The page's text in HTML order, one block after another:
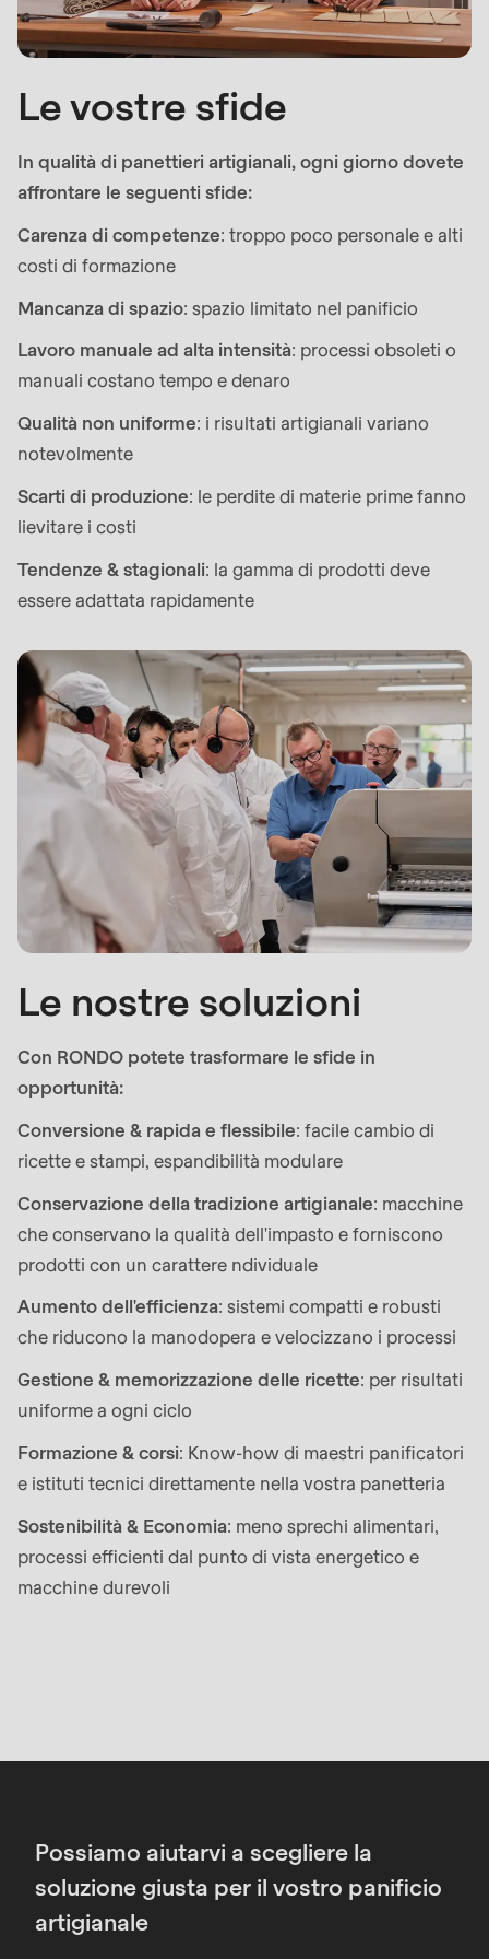
to
#1
($string)
of
type
deprecated
in
Drupal\rondo_contact\ContactService-
>Drupal\rondo_contact\
()
(line
592
of
function:
mb_substr():
Passing
null
to
parameter
($string)
type
string
deprecated
Drupal\rondo_contact\ContactService-
{closure}
()
(line
597
of
Deprecated
function :
mb_substr():
Passing
null
parameter
#1
($string)
>Drupal\rondo_contact\
()
(line
Le vostre sfide
In qualità di panettieri artigianali, ogni giorno dovete
affrontare le seguenti sfide:
Carenza di competenze: troppo poco personale e alti
costi di formazione
Mancanza di spazio: spazio limitato nel panificio
Lavoro manuale ad alta intensità: processi obsoleti o
manuali costano tempo e denaro
Qualità non uniforme: i risultati artigianali variano
notevolmente
Scarti di produzione: le perdite di materie prime fanno
lievitare i costi
Tendenze & stagionali: la gamma di prodotti deve
essere adattata rapidamente
Le nostre soluzioni
Con RONDO potete trasformare le sfide in
opportunità:
Conversione & rapida e flessibile: facile cambio di
ricette e stampi, espandibilità modulare
Conservazione della tradizione artigianale: macchine
che conservano la qualità dell'impasto e forniscono
prodotti con un carattere ndividuale
Aumento dell'efficienza: sistemi compatti e robusti
che riducono la manodopera e velocizzano i processi
Gestione & memorizzazione delle ricette: per risultati
uniforme a ogni ciclo
Formazione & corsi: Know-how di maestri panificatori
e istituti tecnici direttamente nella vostra panetteria
Sostenibilità & Economia: meno sprechi alimentari,
processi efficienti dal punto di vista energetico e
macchine durevoli
Possiamo aiutarvi a scegliere la
soluzione giusta per il vostro panificio
artigianale